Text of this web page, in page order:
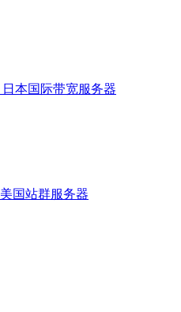
日本国际带宽服务器
美国站群服务器